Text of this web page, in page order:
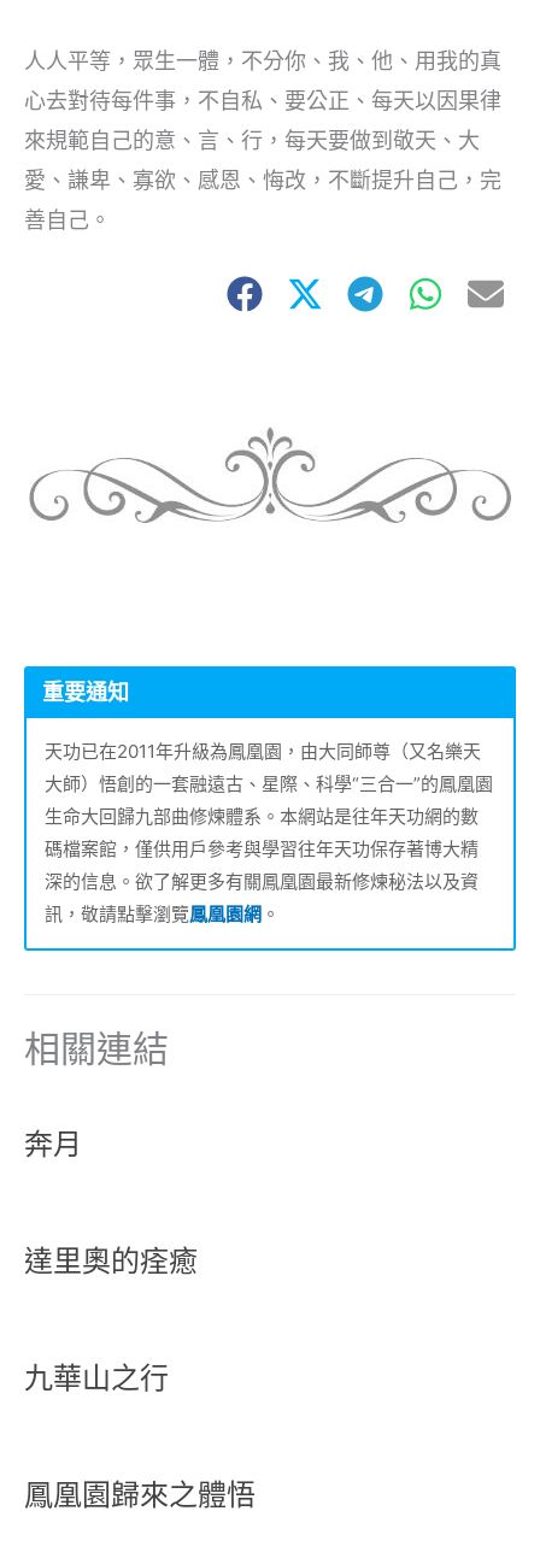
人人平等，眾生一體，不分你、我、他、用我的真
心去對待每件事，不自私、要公正、每天以因果律
來規範自己的意、言、行，每天要做到敬天、大
愛、謙卑、寡欲、感恩、悔改，不斷提升自己，完
善自己。
重要通知
天功已在2011年升級為鳳凰園，由大同師尊（又名樂天
大師）悟創的一套融遠古、星際、科學“三合一”的鳳凰園
生命大回歸九部曲修煉體系。本網站是往年天功網的數
碼檔案館，僅供用戶參考與學習往年天功保存著博大精
深的信息。欲了解更多有關鳳凰園最新修煉秘法以及資
訊，敬請點擊瀏覽鳳凰園網 。
相關連結
奔月
達里奧的痊癒
九華山之行
鳳凰園歸來之體悟